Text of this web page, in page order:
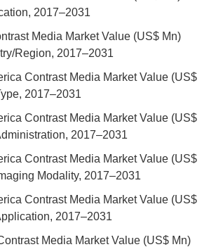
2017–2031
Media Market Value (US$ Mn)
Region, 2017–2031
Contrast Media Market Value (US$
2017–2031
Contrast Media Market Value (US$
2017–2031
Contrast Media Market Value (US$
Modality, 2017–2031
Contrast Media Market Value (US$
2017–2031
Media Market Value (US$ Mn)